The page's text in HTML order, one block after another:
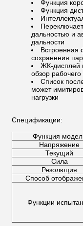
Функция
Функция
дальностью и
дальности
Встроенная
сохранения
ЖК-дисплей
обзор рабочего
Список
может
нагрузки
Спецификации:
Функция
Напряжение
Текущий
Сила
Резолюция
Способ
Функции